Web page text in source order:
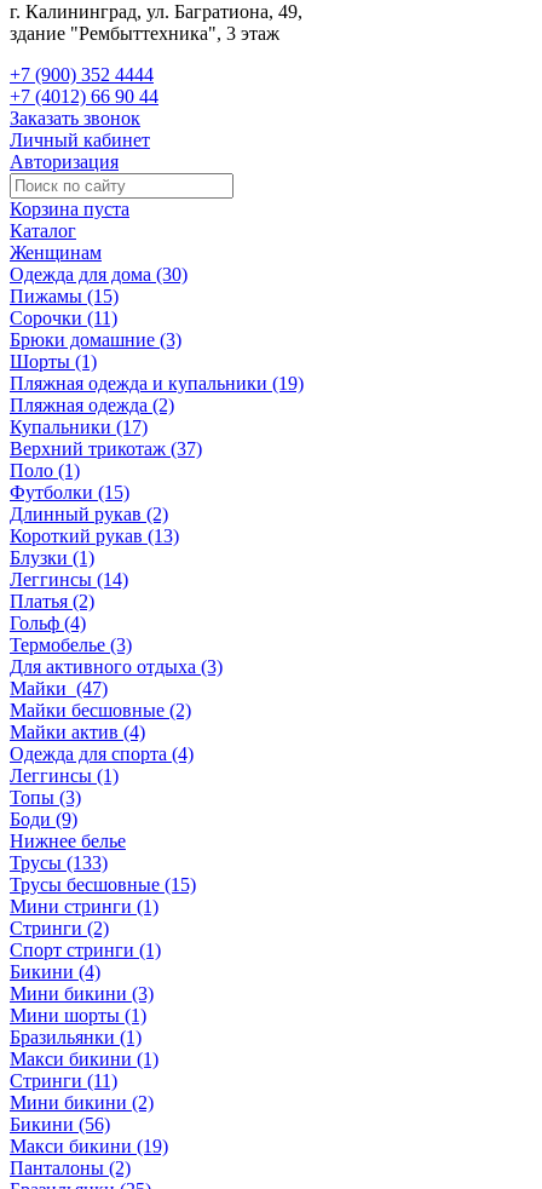
г. Калининград, ул. Багратиона, 49,
здание "Рембыттехника", 3 этаж
+7 (900) 352 4444
+7 (4012) 66 90 44
Заказать звонок
Личный кабинет
Авторизация
Корзина пуста
Каталог
Женщинам
Одежда для дома (30)
Пижамы (15)
Сорочки (11)
Брюки домашние (3)
Шорты (1)
Пляжная одежда и купальники (19)
Пляжная одежда (2)
Купальники (17)
Верхний трикотаж (37)
Поло (1)
Футболки (15)
Длинный рукав (2)
Короткий рукав (13)
Блузки (1)
Леггинсы (14)
Платья (2)
Гольф (4)
Термобелье (3)
Для активного отдыха (3)
Майки (47)
Майки бесшовные (2)
Майки актив (4)
Одежда для спорта (4)
Леггинсы (1)
Топы (3)
Боди (9)
Нижнее белье
Трусы (133)
Трусы бесшовные (15)
Мини стринги (1)
Стринги (2)
Спорт стринги (1)
Бикини (4)
Мини бикини (3)
Мини шорты (1)
Бразильянки (1)
Макси бикини (1)
Стринги (11)
Мини бикини (2)
Бикини (56)
Макси бикини (19)
Панталоны (2)